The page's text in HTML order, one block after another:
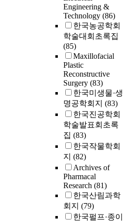
Engineering &
Technology (86)
한국농공학회
학술대회초록집
(85)
Maxillofacial
Plastic
Reconstructive
Surgery (83)
한국미생물·생
명공학회지 (83)
한국진공학회
학술발표회초록
집 (83)
한국작물학회
지 (82)
Archives of
Pharmacal
Research (81)
한국산림과학
회지 (79)
한국펄프·종이